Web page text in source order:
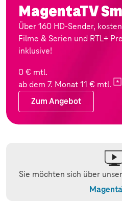
MagentaTV
Über 160 HD-Sender,
Filme & Serien und RTL+
inklusive!
0 € mtl.
ab dem 7. Monat 11 € mtl.
Zum Angebot
Sie möchten sich über